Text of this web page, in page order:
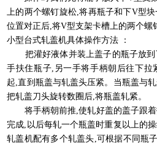
上的两个螺钉旋松,将再瓶子和下V型
位置对正后,将V型支架卡槽上的两个螺
小型台式轧盖机具体操作方法 ：
把灌好液体并装上盖子的瓶子放到
手扶住瓶子,另一手将手柄朝后往下拉
起,直到瓶盖与轧盖头压紧。当瓶盖与
把轧盖刀头旋转数圈后,将瓶盖轧紧。
将手柄朝前推,使轧好盖的盖子跟着
完成,以后每轧一个瓶盖时重复以上的
轧盖机配有多个轧盖头,可根据不同瓶